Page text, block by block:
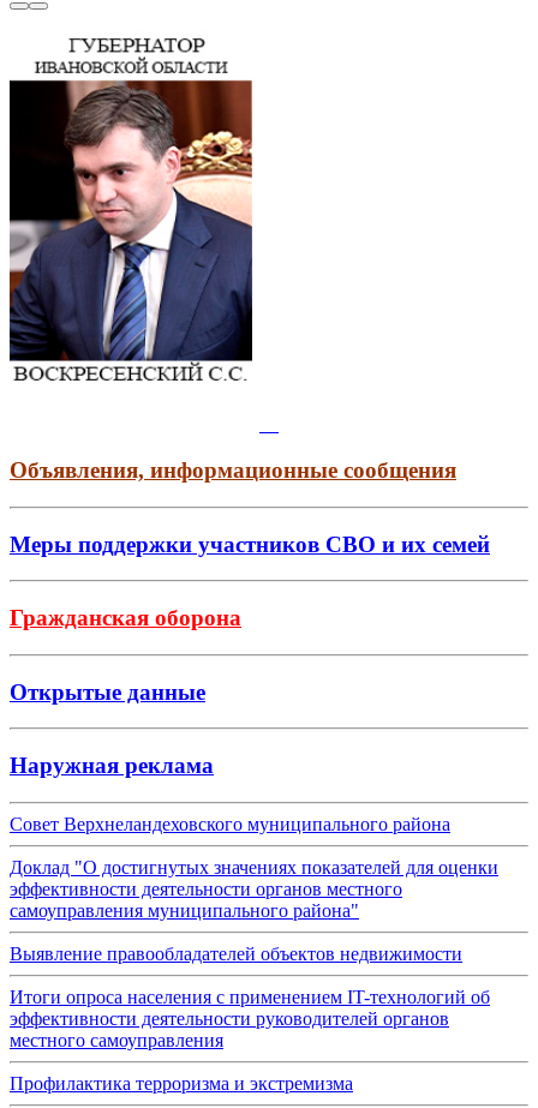
Объявления, информационные сообщения
Меры поддержки участников СВО и их семей
Гражданская оборона
Открытые данные
Наружная реклама
Совет Верхнеландеховского муниципального района
Доклад "О достигнутых значениях показателей для оценки
эффективности деятельности органов местного
самоуправления муниципального района"
Выявление правообладателей объектов недвижимости
Итоги опроса населения с применением IT-технологий об
эффективности деятельности руководителей органов
местного самоуправления
Профилактика терроризма и экстремизма